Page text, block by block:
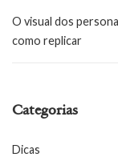
O visual dos
como replicar
Categorias
Dicas